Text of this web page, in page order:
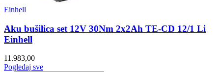
Einhell
Aku bušilica set 12V 30Nm 2x2Ah TE-CD 12/1 Li
Einhell
11.983,00
Pogledaj sve